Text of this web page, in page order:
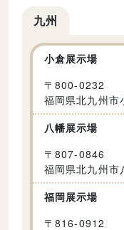
九州
小倉展示場
〒800-0232
福岡県北九州市
八幡展示場
〒807-0846
福岡県北九州市
福岡展示場
〒816-0912